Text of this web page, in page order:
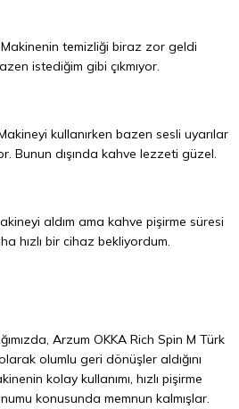
temizliği biraz zor geldi
istediğim gibi çıkmıyor.
kullanırken bazen sesli uyarılar
Bunun dışında kahve lezzeti güzel.
aldım ama kahve pişirme süresi
hızlı bir cihaz bekliyordum.
Arzum OKKA Rich Spin M Türk
olumlu geri dönüşler aldığını
kolay kullanımı, hızlı pişirme
konusunda memnun kalmışlar.